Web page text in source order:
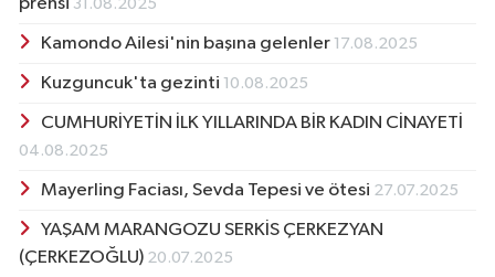
31.08.2025
Kamondo Ailesi'nin başına gelenler 17.08.2025
Kuzguncuk'ta gezinti 10.08.2025
CUMHURİYETİN İLK YILLARINDA BİR KADIN CİNAYETİ
04.08.2025
Mayerling Faciası, Sevda Tepesi ve ötesi 27.07.2025
YAŞAM MARANGOZU SERKİS ÇERKEZYAN
(ÇERKEZOĞLU) 20.07.2025